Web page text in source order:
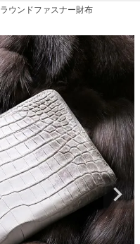
ラウンドファスナー財布